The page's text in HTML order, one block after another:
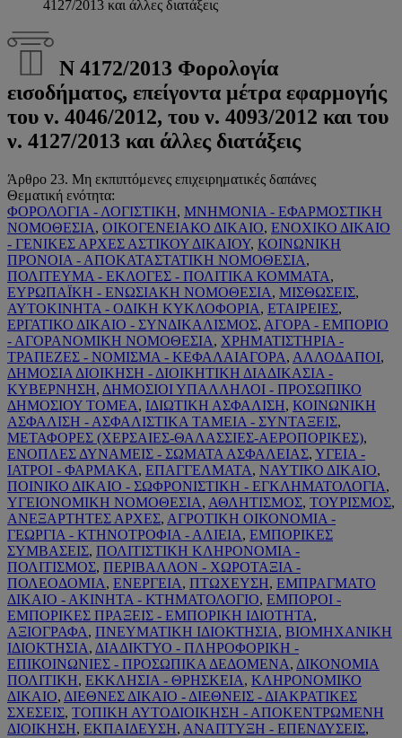
4127/2013 και άλλες διατάξεις
Ν 4172/2013 Φορολογία
εισοδήματος, επείγοντα μέτρα εφαρμογής
του ν. 4046/2012, του ν. 4093/2012 και του
ν. 4127/2013 και άλλες διατάξεις
Άρθρο 23. Μη εκπιπτόμενες επιχειρηματικές δαπάνες
Θεματική ενότητα:
ΦΟΡΟΛΟΓΙΑ - ΛΟΓΙΣΤΙΚΗ, ΜΝΗΜΟΝΙΑ - ΕΦΑΡΜΟΣΤΙΚΗ
ΝΟΜΟΘΕΣΙΑ, ΟΙΚΟΓΕΝΕΙΑΚΟ ΔΙΚΑΙΟ, ΕΝΟΧΙΚΟ ΔΙΚΑΙΟ
- ΓΕΝΙΚΕΣ ΑΡΧΕΣ ΑΣΤΙΚΟΥ ΔΙΚΑΙΟΥ, ΚΟΙΝΩΝΙΚΗ
ΠΡΟΝΟΙΑ - ΑΠΟΚΑΤΑΣΤΑΤΙΚΗ ΝΟΜΟΘΕΣΙΑ,
ΠΟΛΙΤΕΥΜΑ - ΕΚΛΟΓΕΣ - ΠΟΛΙΤΙΚΑ ΚΟΜΜΑΤΑ,
ΕΥΡΩΠΑΪΚΗ - ΕΝΩΣΙΑΚΗ ΝΟΜΟΘΕΣΙΑ, ΜΙΣΘΩΣΕΙΣ,
ΑΥΤΟΚΙΝΗΤΑ - ΟΔΙΚΗ ΚΥΚΛΟΦΟΡΙΑ, ΕΤΑΙΡΕΙΕΣ,
ΕΡΓΑΤΙΚΟ ΔΙΚΑΙΟ - ΣΥΝΔΙΚΑΛΙΣΜΟΣ, ΑΓΟΡΑ - ΕΜΠΟΡΙΟ
- ΑΓΟΡΑΝΟΜΙΚΗ ΝΟΜΟΘΕΣΙΑ, ΧΡΗΜΑΤΙΣΤΗΡΙΑ -
ΤΡΑΠΕΖΕΣ - ΝΟΜΙΣΜΑ - ΚΕΦΑΛΑΙΑΓΟΡΑ, ΑΛΛΟΔΑΠΟΙ,
ΔΗΜΟΣΙΑ ΔΙΟΙΚΗΣΗ - ΔΙΟΙΚΗΤΙΚΗ ΔΙΑΔΙΚΑΣΙΑ -
ΚΥΒΕΡΝΗΣΗ, ΔΗΜΟΣΙΟΙ ΥΠΑΛΛΗΛΟΙ - ΠΡΟΣΩΠΙΚΟ
ΔΗΜΟΣΙΟΥ ΤΟΜΕΑ, ΙΔΙΩΤΙΚΗ ΑΣΦΑΛΙΣΗ, ΚΟΙΝΩΝΙΚΗ
ΑΣΦΑΛΙΣΗ - ΑΣΦΑΛΙΣΤΙΚΑ ΤΑΜΕΙΑ - ΣΥΝΤΑΞΕΙΣ,
ΜΕΤΑΦΟΡΕΣ (ΧΕΡΣΑΙΕΣ-ΘΑΛΑΣΣΙΕΣ-ΑΕΡΟΠΟΡΙΚΕΣ),
ΕΝΟΠΛΕΣ ΔΥΝΑΜΕΙΣ - ΣΩΜΑΤΑ ΑΣΦΑΛΕΙΑΣ, ΥΓΕΙΑ -
ΙΑΤΡΟΙ - ΦΑΡΜΑΚΑ, ΕΠΑΓΓΕΛΜΑΤΑ, ΝΑΥΤΙΚΟ ΔΙΚΑΙΟ,
ΠΟΙΝΙΚΟ ΔΙΚΑΙΟ - ΣΩΦΡΟΝΙΣΤΙΚΗ - ΕΓΚΛΗΜΑΤΟΛΟΓΙΑ,
ΥΓΕΙΟΝΟΜΙΚΗ ΝΟΜΟΘΕΣΙΑ, ΑΘΛΗΤΙΣΜΟΣ, ΤΟΥΡΙΣΜΟΣ,
ΑΝΕΞΑΡΤΗΤΕΣ ΑΡΧΕΣ, ΑΓΡΟΤΙΚΗ ΟΙΚΟΝΟΜΙΑ -
ΓΕΩΡΓΙΑ - ΚΤΗΝΟΤΡΟΦΙΑ - ΑΛΙΕΙΑ, ΕΜΠΟΡΙΚΕΣ
ΣΥΜΒΑΣΕΙΣ, ΠΟΛΙΤΙΣΤΙΚΗ ΚΛΗΡΟΝΟΜΙΑ -
ΠΟΛΙΤΙΣΜΟΣ, ΠΕΡΙΒΑΛΛΟΝ - ΧΩΡΟΤΑΞΙΑ -
ΠΟΛΕΟΔΟΜΙΑ, ΕΝΕΡΓΕΙΑ, ΠΤΩΧΕΥΣΗ, ΕΜΠΡΑΓΜΑΤΟ
ΔΙΚΑΙΟ - ΑΚΙΝΗΤΑ - ΚΤΗΜΑΤΟΛΟΓΙΟ, ΕΜΠΟΡΟΙ -
ΕΜΠΟΡΙΚΕΣ ΠΡΑΞΕΙΣ - ΕΜΠΟΡΙΚΗ ΙΔΙΟΤΗΤΑ,
ΑΞΙΟΓΡΑΦΑ, ΠΝΕΥΜΑΤΙΚΗ ΙΔΙΟΚΤΗΣΙΑ, ΒΙΟΜΗΧΑΝΙΚΗ
ΙΔΙΟΚΤΗΣΙΑ, ΔΙΑΔΙΚΤΥΟ - ΠΛΗΡΟΦΟΡΙΚΗ -
ΕΠΙΚΟΙΝΩΝΙΕΣ - ΠΡΟΣΩΠΙΚΑ ΔΕΔΟΜΕΝΑ, ΔΙΚΟΝΟΜΙΑ
ΠΟΛΙΤΙΚΗ, ΕΚΚΛΗΣΙΑ - ΘΡΗΣΚΕΙΑ, ΚΛΗΡΟΝΟΜΙΚΟ
ΔΙΚΑΙΟ, ΔΙΕΘΝΕΣ ΔΙΚΑΙΟ - ΔΙΕΘΝΕΙΣ - ΔΙΑΚΡΑΤΙΚΕΣ
ΣΧΕΣΕΙΣ, ΤΟΠΙΚΗ ΑΥΤΟΔΙΟΙΚΗΣΗ - ΑΠΟΚΕΝΤΡΩΜΕΝΗ
ΔΙΟΙΚΗΣΗ, ΕΚΠΑΙΔΕΥΣΗ, ΑΝΑΠΤΥΞΗ - ΕΠΕΝΔΥΣΕΙΣ,